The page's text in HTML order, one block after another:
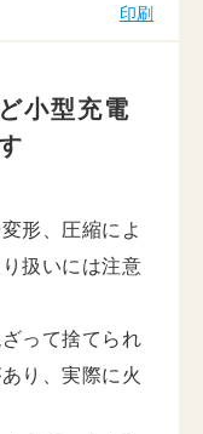
印刷
小型充電
形、圧縮によ
扱いには注意
って捨てられ
り、実際に火